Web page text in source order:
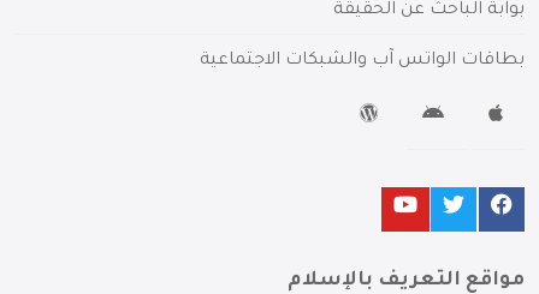
بوابة الباحث عن الحقيقة
بطاقات الواتس آب والشبكات الاجتماعية
مواقع التعريف بالإسلام